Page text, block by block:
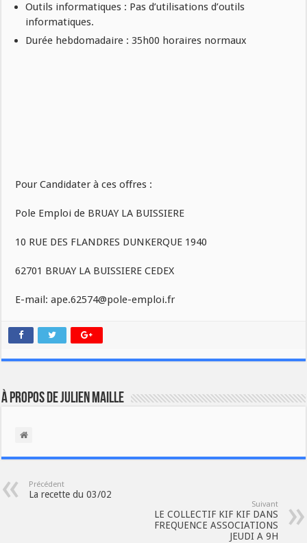
Outils informatiques : Pas d’utilisations d’outils
informatiques.
Durée hebdomadaire : 35h00 horaires normaux
Pour Candidater à ces offres :
Pole Emploi de BRUAY LA BUISSIERE
10 RUE DES FLANDRES DUNKERQUE 1940
62701 BRUAY LA BUISSIERE CEDEX
E-mail: ape.62574@pole-emploi.fr
À propos de Julien Maille
Précédent
La recette du 03/02
Suivant
LE COLLECTIF KIF KIF DANS
FREQUENCE ASSOCIATIONS
JEUDI A 9H